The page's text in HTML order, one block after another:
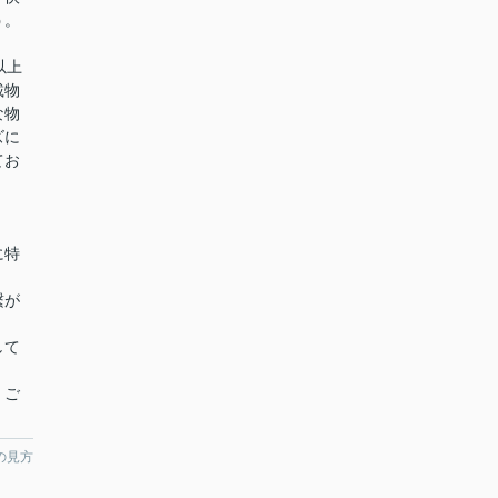
上
物
物
お
特
が
て
ご
見方